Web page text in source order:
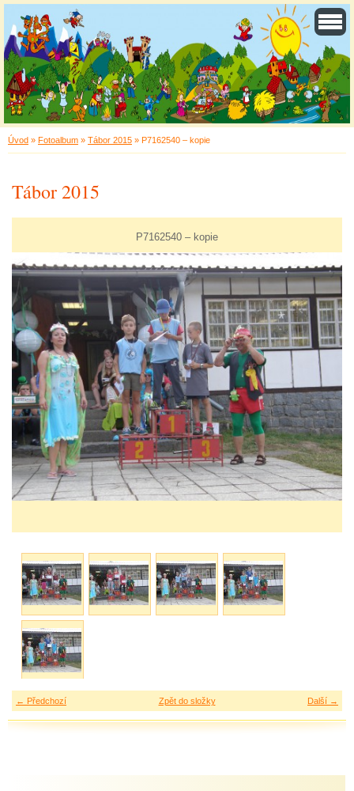
Úvod » Fotoalbum » Tábor 2015 » P7162540 – kopie
Tábor 2015
P7162540 – kopie
← Předchozí Další →
Zpět do složky